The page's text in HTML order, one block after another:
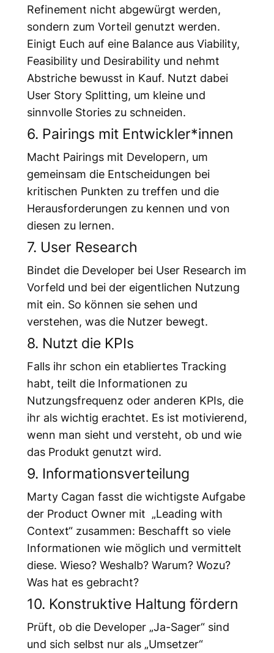
Refinement nicht abgewürgt werden,
sondern zum Vorteil genutzt werden.
Einigt Euch auf eine Balance aus Viability,
Feasibility und Desirability und nehmt
Abstriche bewusst in Kauf. Nutzt dabei
User Story Splitting, um kleine und
sinnvolle Stories zu schneiden.
6. Pairings mit Entwickler*innen
Macht Pairings mit Developern, um
gemeinsam die Entscheidungen bei
kritischen Punkten zu treffen und die
Herausforderungen zu kennen und von
diesen zu lernen.
7. User Research
Bindet die Developer bei User Research im
Vorfeld und bei der eigentlichen Nutzung
mit ein. So können sie sehen und
verstehen, was die Nutzer bewegt.
8. Nutzt die KPIs
Falls ihr schon ein etabliertes Tracking
habt, teilt die Informationen zu
Nutzungsfrequenz oder anderen KPIs, die
ihr als wichtig erachtet. Es ist motivierend,
wenn man sieht und versteht, ob und wie
das Produkt genutzt wird.
9. Informationsverteilung
Marty Cagan fasst die wichtigste Aufgabe
der Product Owner mit „Leading with
Context“ zusammen: Beschafft so viele
Informationen wie möglich und vermittelt
diese. Wieso? Weshalb? Warum? Wozu?
Was hat es gebracht?
10. Konstruktive Haltung fördern
Prüft, ob die Developer „Ja-Sager“ sind
und sich selbst nur als „Umsetzer“